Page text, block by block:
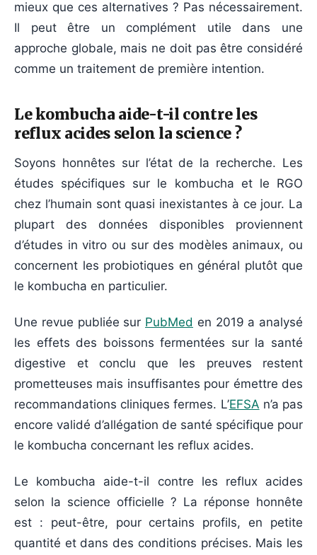
mieux que ces alternatives ? Pas nécessairement.
Il peut être un complément utile dans une
approche globale, mais ne doit pas être considéré
comme un traitement de première intention.
Le kombucha aide-t-il contre les
reflux acides selon la science ?
Soyons honnêtes sur l’état de la recherche. Les
études spécifiques sur le kombucha et le RGO
chez l’humain sont quasi inexistantes à ce jour. La
plupart des données disponibles proviennent
d’études in vitro ou sur des modèles animaux, ou
concernent les probiotiques en général plutôt que
le kombucha en particulier.
Une revue publiée sur PubMed en 2019 a analysé
les effets des boissons fermentées sur la santé
digestive et conclu que les preuves restent
prometteuses mais insuffisantes pour émettre des
recommandations cliniques fermes. L’EFSA n’a pas
encore validé d’allégation de santé spécifique pour
le kombucha concernant les reflux acides.
Le kombucha aide-t-il contre les reflux acides
selon la science officielle ? La réponse honnête
est : peut-être, pour certains profils, en petite
quantité et dans des conditions précises. Mais les